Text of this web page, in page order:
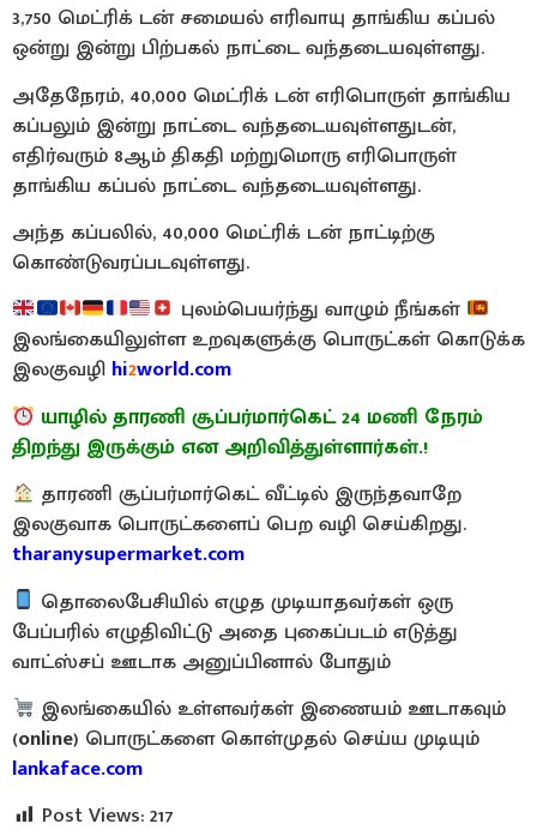
3,750 மெட்ரிக் டன் சமையல் எரிவாயு தாங்கிய கப்பல்
ஒன்று இன்று பிற்பகல் நாட்டை வந்தடையவுள்ளது.
அதேநேரம், 40,000 மெட்ரிக் டன் எரிபொருள் தாங்கிய
கப்பலும் இன்று நாட்டை வந்தடையவுள்ளதுடன்,
எதிர்வரும் 8ஆம் திகதி மற்றுமொரு எரிபொருள்
தாங்கிய கப்பல் நாட்டை வந்தடையவுள்ளது.
அந்த கப்பலில், 40,000 மெட்ரிக் டன் நாட்டிற்கு
கொண்டுவரப்படவுள்ளது.
புலம்பெயர்ந்து வாழும் நீங்கள்
இலங்கையிலுள்ள உறவுகளுக்கு பொருட்கள் கொடுக்க
இலகுவழி hi2world.com
யாழில் தாரணி சூப்பர்மார்கெட் 24 மணி நேரம்
திறந்து இருக்கும் என அறிவித்துள்ளார்கள்.!
தாரணி சூப்பர்மார்கெட் வீட்டில் இருந்தவாறே
இலகுவாக பொருட்களைப் பெற வழி செய்கிறது.
tharanysupermarket.com
தொலைபேசியில் எழுத முடியாதவர்கள் ஒரு
பேப்பரில் எழுதிவிட்டு அதை புகைப்படம் எடுத்து
வாட்ஸ்சப் ஊடாக அனுப்பினால் போதும்
இலங்கையில் உள்ளவர்கள் இணையம் ஊடாகவும்
(online) பொருட்களை கொள்முதல் செய்ய முடியும்
lankaface.com
Post Views:217